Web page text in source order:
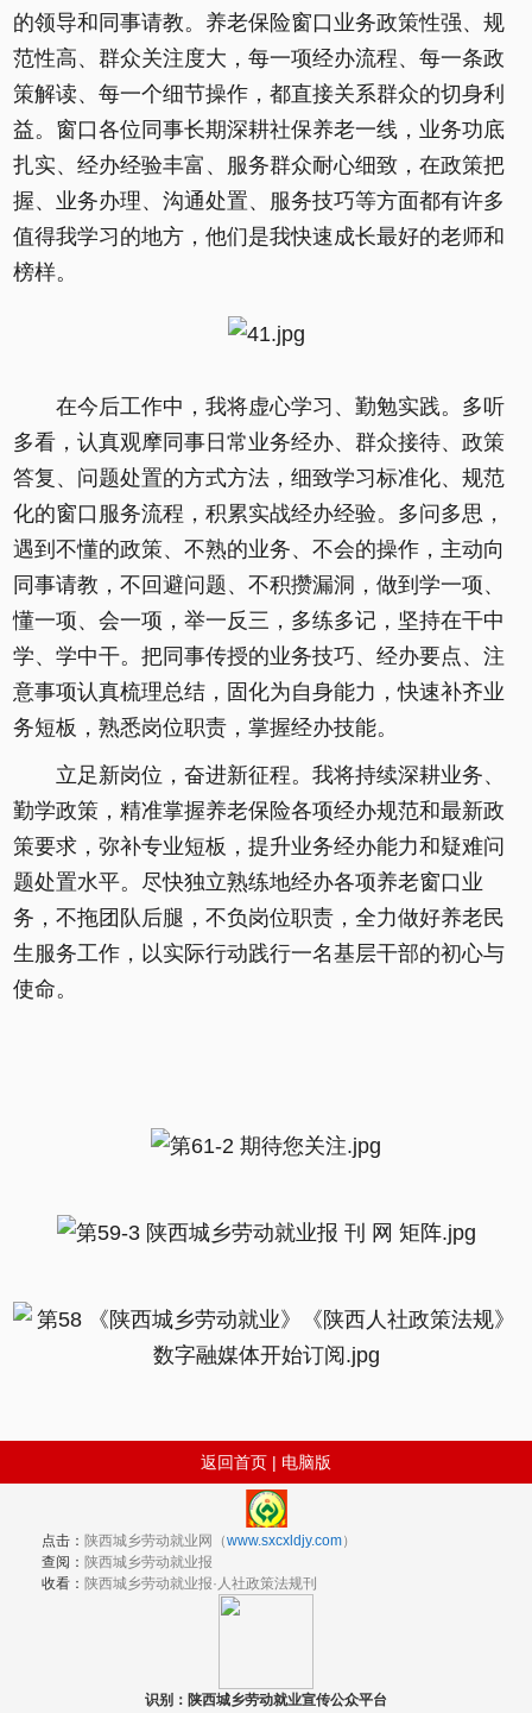
的领导和同事请教。养老保险窗口业务政策性强、规
范性高、群众关注度大，每一项经办流程、每一条政
策解读、每一个细节操作，都直接关系群众的切身利
益。窗口各位同事长期深耕社保养老一线，业务功底
扎实、经办经验丰富、服务群众耐心细致，在政策把
握、业务办理、沟通处置、服务技巧等方面都有许多
值得我学习的地方，他们是我快速成长最好的老师和
榜样。
在今后工作中，我将虚心学习、勤勉实践。多听
多看，认真观摩同事日常业务经办、群众接待、政策
答复、问题处置的方式方法，细致学习标准化、规范
化的窗口服务流程，积累实战经办经验。多问多思，
遇到不懂的政策、不熟的业务、不会的操作，主动向
同事请教，不回避问题、不积攒漏洞，做到学一项、
懂一项、会一项，举一反三，多练多记，坚持在干中
学、学中干。把同事传授的业务技巧、经办要点、注
意事项认真梳理总结，固化为自身能力，快速补齐业
务短板，熟悉岗位职责，掌握经办技能。
立足新岗位，奋进新征程。我将持续深耕业务、
勤学政策，精准掌握养老保险各项经办规范和最新政
策要求，弥补专业短板，提升业务经办能力和疑难问
题处置水平。尽快独立熟练地经办各项养老窗口业
务，不拖团队后腿，不负岗位职责，全力做好养老民
生服务工作，以实际行动践行一名基层干部的初心与
使命。
返回首页 | 电脑版
点击： 陕西城乡劳动就业网（www.sxcxldjy.com）
查阅： 陕西城乡劳动就业报
收看： 陕西城乡劳动就业报·人社政策法规刊
识别：陕西城乡劳动就业宣传公众平台